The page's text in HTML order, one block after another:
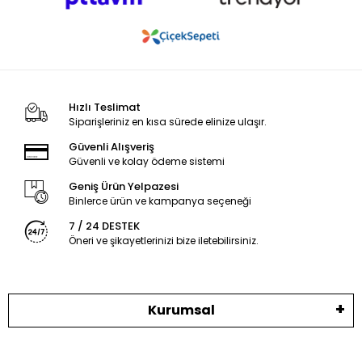
Hızlı Teslimat
Siparişleriniz en kısa sürede elinize ulaşır.
Güvenli Alışveriş
Güvenli ve kolay ödeme sistemi
Geniş Ürün Yelpazesi
Binlerce ürün ve kampanya seçeneği
7 / 24 DESTEK
Öneri ve şikayetlerinizi bize iletebilirsiniz.
Kurumsal